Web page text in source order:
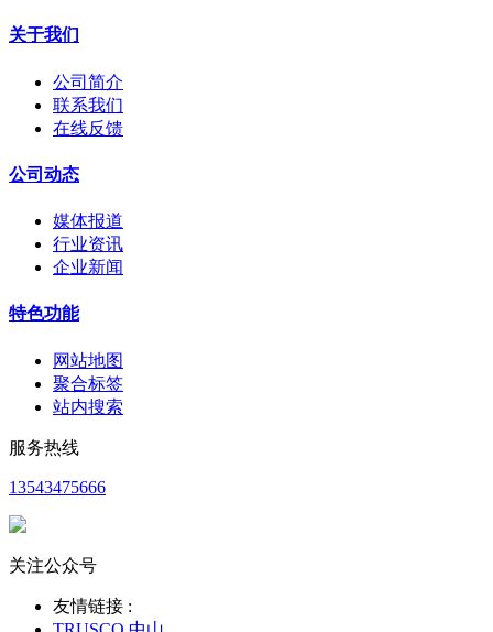
关于我们
公司简介
联系我们
在线反馈
公司动态
媒体报道
行业资讯
企业新闻
特色功能
网站地图
聚合标签
站内搜索
服务热线
13543475666
关注公众号
友情链接 :